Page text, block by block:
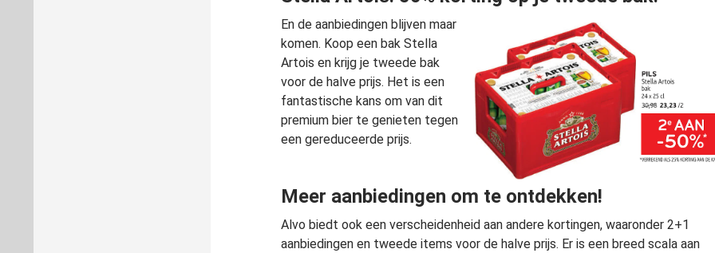
En de aanbiedingen blijven maar
komen. Koop een bak Stella
Artois en krijg je tweede bak
voor de halve prijs. Het is een
fantastische kans om van dit
premium bier te genieten tegen
een gereduceerde prijs.
Meer aanbiedingen om te ontdekken!
Alvo biedt ook een verscheidenheid aan andere kortingen, waaronder 2+1
aanbiedingen en tweede items voor de halve prijs. Er is een breed scala aan